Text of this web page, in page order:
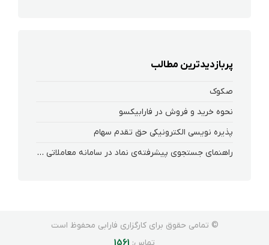
پربازدیدترین مطالب
صکوک
نحوه خرید و فروش در فارابیکسو
پذیره نویسی الکترونیکی حق تقدم سهام
راهنمای جستجوی پیشرفته‌ی نماد در سامانه معاملاتی ریواس
© تمامی حقوق برای کارگزاری فارابی محفوظ است